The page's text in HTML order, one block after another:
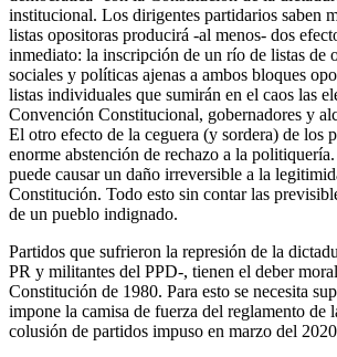
institucional. Los dirigentes partidarios saben
listas opositoras producirá -al menos- dos
inmediato: la inscripción de un río de listas de
sociales y políticas ajenas a ambos bloques
listas individuales que sumirán en el caos las
Convención Constitucional, gobernadores y
El otro efecto de la ceguera (y sordera) de los
enorme abstención de rechazo a la
puede causar un daño irreversible a la
Constitución. Todo esto sin contar las
de un pueblo indignado.
Partidos que sufrieron la represión de la
PR y militantes del PPD-, tienen el deber
Constitución de 1980. Para esto se necesita
impone la camisa de fuerza del reglamento de
colusión de partidos impuso en marzo del